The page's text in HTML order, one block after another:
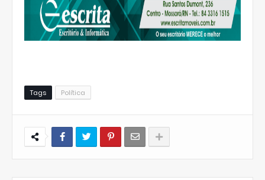
Tags Política